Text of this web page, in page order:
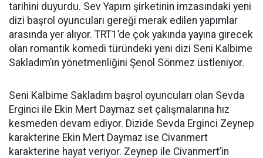
tarihini duyurdu. Sev Yapım şirketinin imzasındaki yeni
dizi başrol oyuncuları gereği merak edilen yapımlar
arasında yer alıyor. TRT1’de çok yakında yayına girecek
olan romantik komedi türündeki yeni dizi Seni Kalbime
Sakladım’ın yönetmenliğini Şenol Sönmez üstleniyor.
Seni Kalbime Sakladım başrol oyuncuları olan Sevda
Erginci ile Ekin Mert Daymaz set çalışmalarına hız
kesmeden devam ediyor. Dizide Sevda Erginci Zeynep
karakterine Ekin Mert Daymaz ise Civanmert
karakterine hayat veriyor. Zeynep ile Civanmert’in